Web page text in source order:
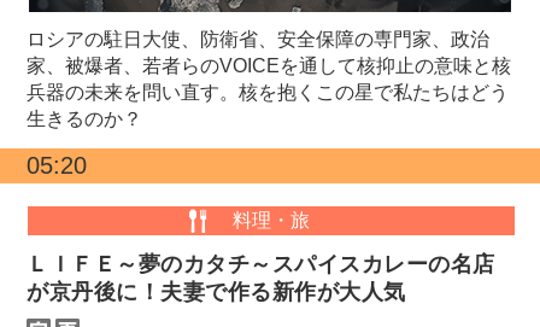
ロシアの駐日大使、防衛省、安全保障の専門家、政治
家、被爆者、若者らのVOICEを通して核抑止の意味と核
兵器の未来を問い直す。核を抱くこの星で私たちはどう
生きるのか？
05:20
料理・旅
ＬＩＦＥ～夢のカタチ～スパイスカレーの名店
が京丹後に！夫妻で作る新作が大人気